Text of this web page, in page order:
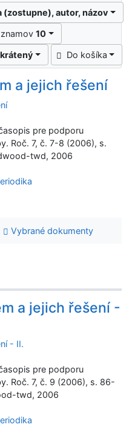
(zostupne), autor, názov
10
Do košíka
a jejich řešení
pre podporu
Roč. 7, č. 7-8 (2006), s.
twd, 2006
Vybrané dokumenty
a jejich řešení -
- II.
pre podporu
Roč. 7, č. 9 (2006), s. 86-
twd, 2006